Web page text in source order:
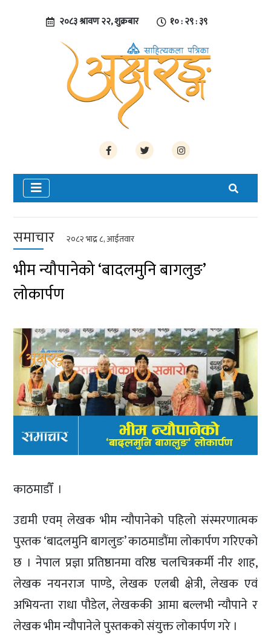
२०८३ श्रावण २२, शुक्रबार १० : २९ : ४०
समाचार २०८२ भाद्र ८, आईतवार
भीम न्यौपानेको ‘बादलमुनि बागलुङ’
लोकार्पण
काठमाडौँ ।
उद्यमी एवम् लेखक भीम न्यौपानेको पहिलो संस्मरणात्मक
पुस्तक ‘बादलमुनि बागलुङ’ काठमाडौंमा लोकार्पण गरिएको
छ । नेपाल प्रज्ञा प्रतिष्ठानमा वरिष्ठ चलचित्रकर्मी नीर शाह,
लेखक नयनराज पाण्डे, लेखक एलबी क्षेत्री, लेखक एवं
अभियन्ता राधा पौडेल, लेखककी आमा बल्लभी न्यौपाने र
लेखक भीम न्यौपानेले पुस्तकको संयुक्त लोकार्पण गरे ।